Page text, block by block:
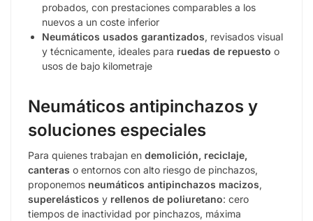
probados, con prestaciones comparables a los
nuevos a un coste inferior
Neumáticos usados garantizados, revisados visual
y técnicamente, ideales para ruedas de repuesto o
usos de bajo kilometraje
Neumáticos antipinchazos y
soluciones especiales
Para quienes trabajan en demolición, reciclaje,
canteras o entornos con alto riesgo de pinchazos,
proponemos neumáticos antipinchazos macizos,
superelásticos y rellenos de poliuretano: cero
tiempos de inactividad por pinchazos, máxima